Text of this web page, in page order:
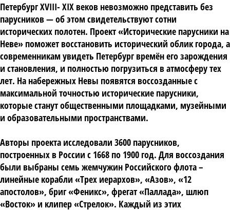
Петербург XVIII- XIX веков невозможно представить без
парусников — об этом свидетельствуют сотни
исторических полотен. Проект «Исторические парусники на
Неве» поможет восстановить исторический облик города, а
современникам увидеть Петербург времён его зарождения
и становления, и полностью погрузиться в атмосферу тех
лет. На набережных Невы появятся воссозданные с
максимальной точностью исторические парусники,
которые станут общественными площадками, музейными
и образовательными пространствами.
Авторы проекта исследовали 3600 парусников,
построенных в России с 1668 по 1900 год. Для воссоздания
были выбраны семь жемчужин Российского флота –
линейные корабли «Трех иерархов», «Азов», «12
апостолов», бриг «Феникс», фрегат «Паллада», шлюп
«Восток» и клипер «Стрелок». Каждый из этих